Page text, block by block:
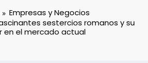
Empresas y Negocios
sestercios romanos y su
en el mercado actual